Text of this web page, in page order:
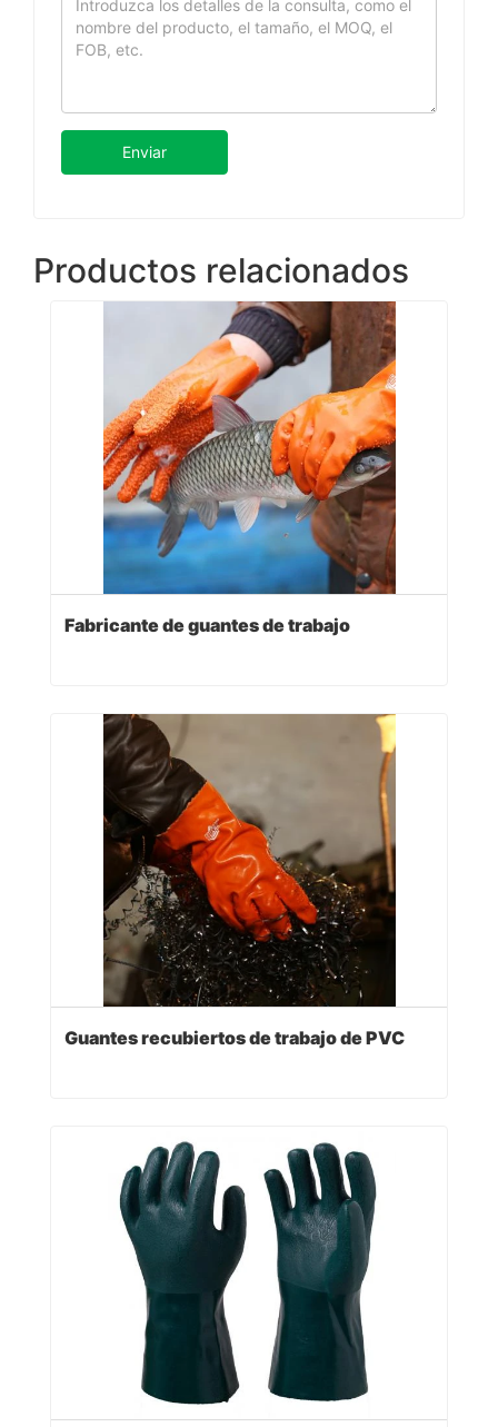
Enviar
Productos relacionados
Fabricante de guantes de trabajo
Guantes recubiertos de trabajo de PVC